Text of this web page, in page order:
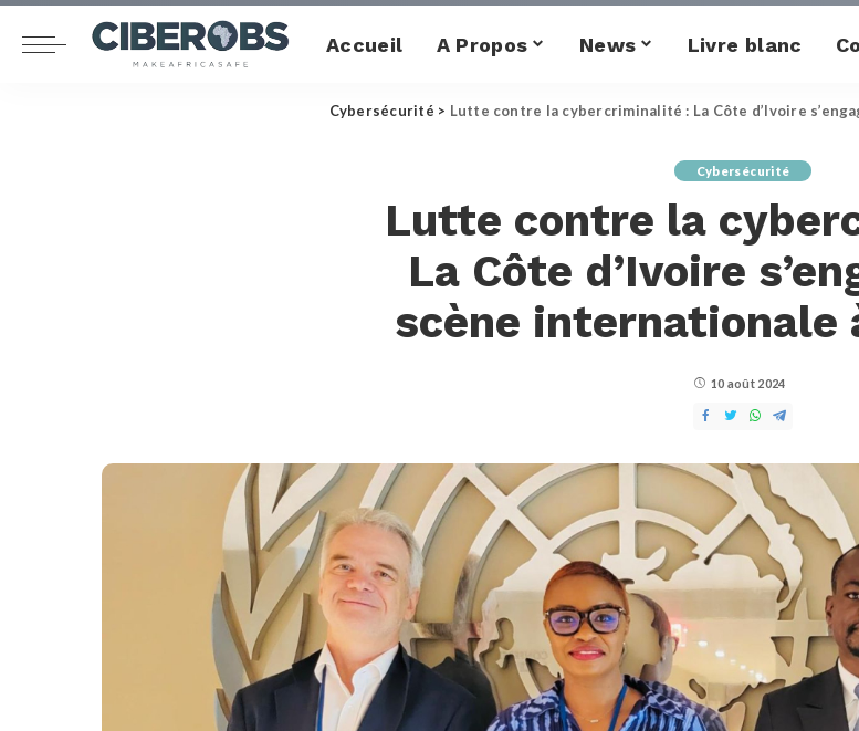
Accueil A Propos News Livre blanc
Cybersécurité > Lutte contre la cybercriminalité : La Côte d’Ivoire
Cybersécurité
Lutte contre la
La Côte d’Ivoire
scène internationale
10 août 2024